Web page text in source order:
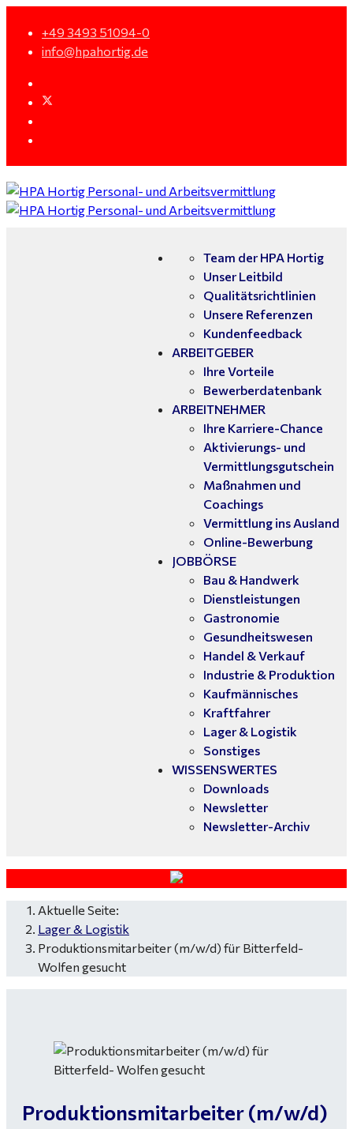
+49 3493 51094-0
info@hpahortig.de
Team der HPA Hortig
Unser Leitbild
Qualitätsrichtlinien
Unsere Referenzen
Kundenfeedback
ARBEITGEBER
Ihre Vorteile
Bewerberdatenbank
ARBEITNEHMER
Ihre Karriere-Chance
Aktivierungs- und
Vermittlungsgutschein
Maßnahmen und
Coachings
Vermittlung ins Ausland
Online-Bewerbung
JOBBÖRSE
Bau & Handwerk
Dienstleistungen
Gastronomie
Gesundheitswesen
Handel & Verkauf
Industrie & Produktion
Kaufmännisches
Kraftfahrer
Lager & Logistik
Sonstiges
WISSENSWERTES
Downloads
Newsletter
Newsletter-Archiv
Aktuelle Seite:
Lager & Logistik
Produktionsmitarbeiter (m/w/d) für Bitterfeld-
Wolfen gesucht
Produktionsmitarbeiter (m/w/d)